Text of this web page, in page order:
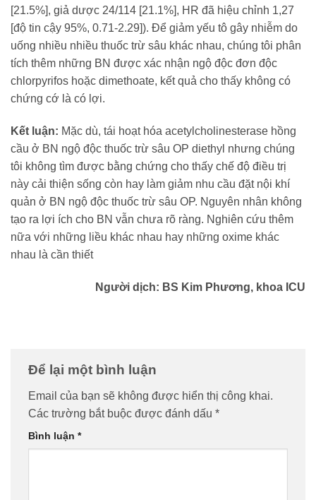
[21.5%], giả dược 24/114 [21.1%], HR đã hiệu chỉnh 1,27
[độ tin cậy 95%, 0.71-2.29]). Để giảm yếu tô gây nhiễm do
uống nhiều nhiều thuốc trừ sâu khác nhau, chúng tôi phân
tích thêm những BN được xác nhận ngộ độc đơn độc
chlorpyrifos hoặc dimethoate, kết quả cho thấy không có
chứng cớ là có lợi.
Kết luận: Mặc dù, tái hoạt hóa acetylcholinesterase hồng
cầu ở BN ngộ độc thuốc trừ sâu OP diethyl nhưng chúng
tôi không tìm được bằng chứng cho thấy chế độ điều trị
này cải thiện sống còn hay làm giảm nhu cầu đặt nội khí
quản ở BN ngộ độc thuốc trừ sâu OP. Nguyên nhân không
tạo ra lợi ích cho BN vẫn chưa rõ ràng. Nghiên cứu thêm
nữa với những liều khác nhau hay những oxime khác
nhau là cần thiết
Người dịch: BS Kim Phương, khoa ICU
Để lại một bình luận
Email của bạn sẽ không được hiển thị công khai.
Các trường bắt buộc được đánh dấu *
Bình luận *